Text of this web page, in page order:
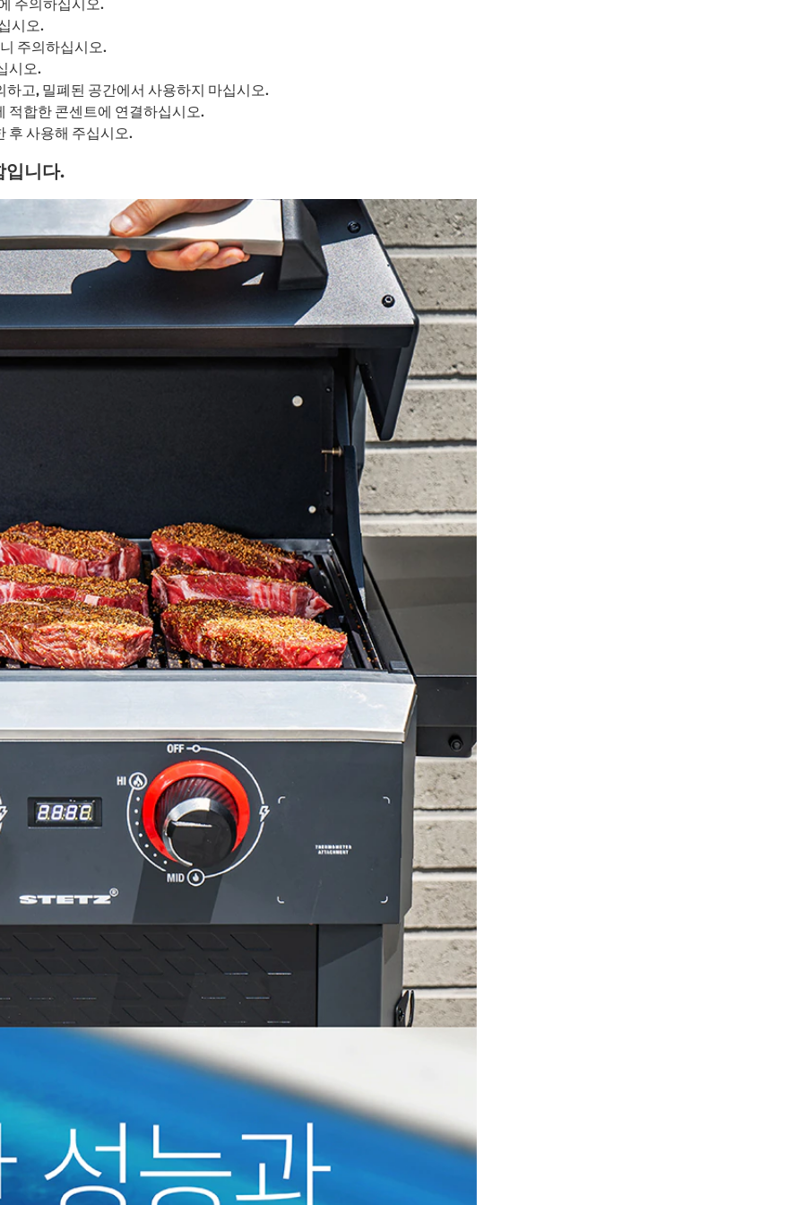
시오.
주의하십시오.
시오.
고, 밀폐된 공간에서 사용하지 마십시오.
적합한 콘센트에 연결하십시오.
후 사용해 주십시오.
입니다.